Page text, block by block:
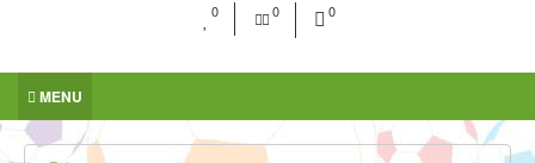
0 0 0
MENU